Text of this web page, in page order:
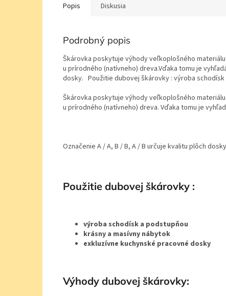
Popis Diskusia
Podrobný popis
Škárovka poskytuje výhody veľkoplošného
u prírodného (natívneho) dreva.Vďaka tomu je
dosky. Použitie dubovej škárovky : výroba
Škárovka poskytuje výhody veľkoplošného
u prírodného (natívneho) dreva. Vďaka tomu je
Označenie A / A, B / B, A / B určuje kvalitu plôch
Použitie dubovej škárovky :
výroba schodísk a podstupňou
krásny a masívny nábytok
exkluzívne kuchynské pracovné dosky
Výhody dubovej škárovky: